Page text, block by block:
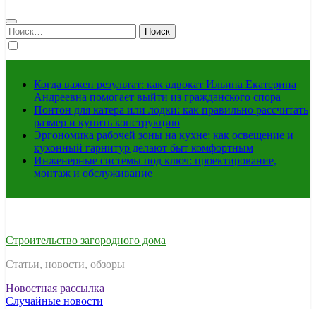
Найти:
Когда важен результат: как адвокат Ильина Екатерина
Андреевна помогает выйти из гражданского спора
Понтон для катера или лодки: как правильно рассчитать
размер и купить конструкцию
Эргономика рабочей зоны на кухне: как освещение и
кухонный гарнитур делают быт комфортным
Инженерные системы под ключ: проектирование,
монтаж и обслуживание
Строительство загородного дома
Статьи, новости, обзоры
Новостная рассылка
Случайные новости